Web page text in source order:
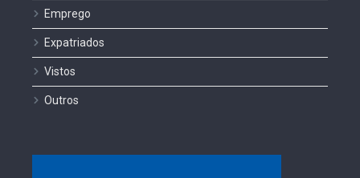
Emprego
Expatriados
Vistos
Outros